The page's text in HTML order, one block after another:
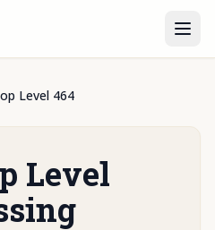
Level 464
Level